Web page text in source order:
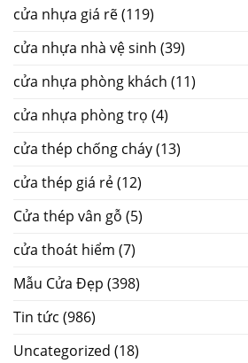
cửa nhựa giá rẽ(119)
cửa nhựa nhà vệ sinh (39)
cửa nhựa phòng khách (11)
cửa nhựa phòng trọ (4)
cửa thép chống cháy(13)
cửa thép giá rẻ(12)
Cửa thép vân gỗ (5)
cửa thoát hiểm (7)
Mẫu Cửa Đẹp (398)
Tin tức (986)
Uncategorized (18)